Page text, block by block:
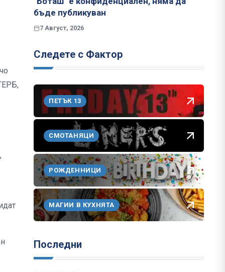
бъде публикуван
7 Август, 2026
Следете с Фактор
ПЕТЪК 13
СМОТАНЯЦИ
РОЖДЕННИЦИ
МАГИИ В КУХНЯТА
Последни